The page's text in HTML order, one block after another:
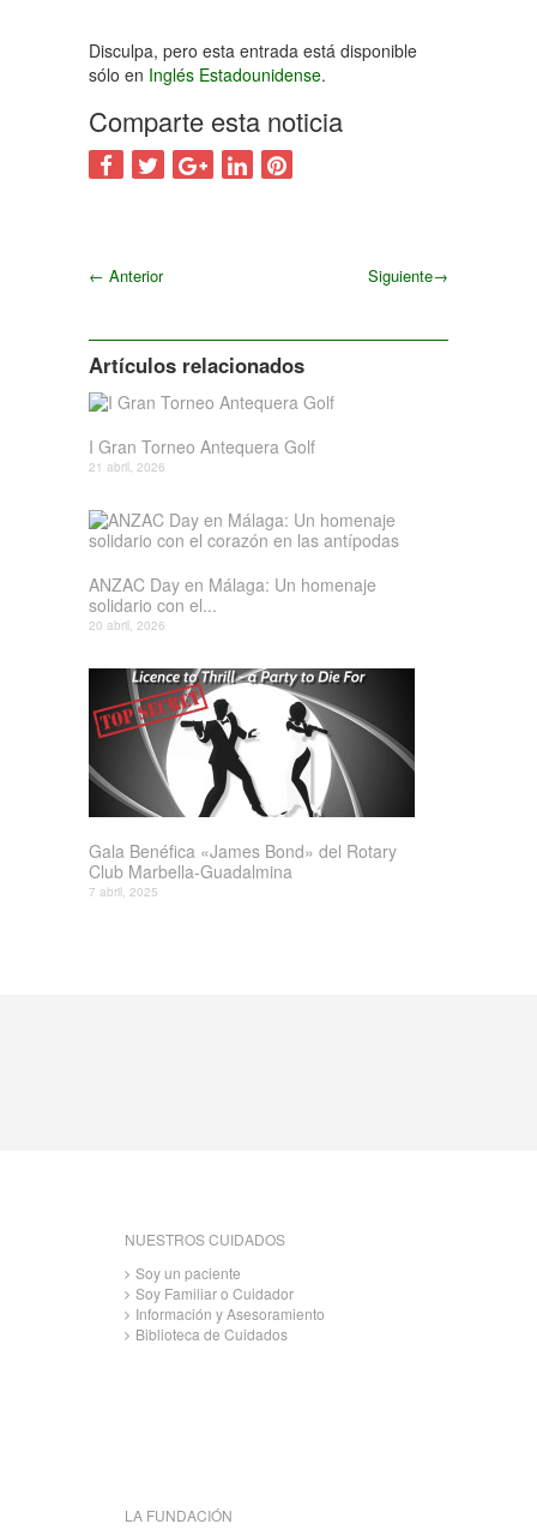
Disculpa, pero esta entrada está disponible
sólo en Inglés Estadounidense.
Comparte esta noticia
← Anterior Siguiente→
Artículos relacionados
I Gran Torneo Antequera Golf
21 abril, 2026
ANZAC Day en Málaga: Un homenaje
solidario con el...
20 abril, 2026
Gala Benéfica «James Bond» del Rotary
Club Marbella-Guadalmina
7 abril, 2025
NUESTROS CUIDADOS
Soy un paciente
Soy Familiar o Cuidador
Información y Asesoramiento
Biblioteca de Cuidados
LA FUNDACIÓN